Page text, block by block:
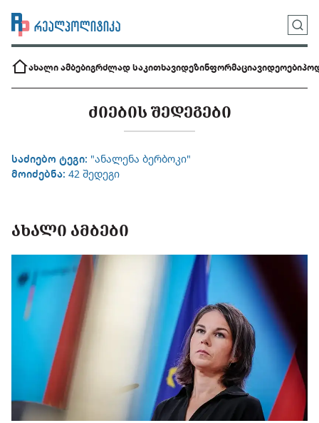
ახალი ამბებიგრძლად საკითხავიდეზინფორმაციავიდეოები
ᲫᲘᲔᲑᲘᲡ ᲨᲔᲓᲔᲒᲔᲑᲘ
საძიებო ტეგი: "ანალენა ბერბოკი"
მოიძებნა: 42 შედეგი
ᲐᲮᲐᲚᲘ ᲐᲛᲑᲔᲑᲘ